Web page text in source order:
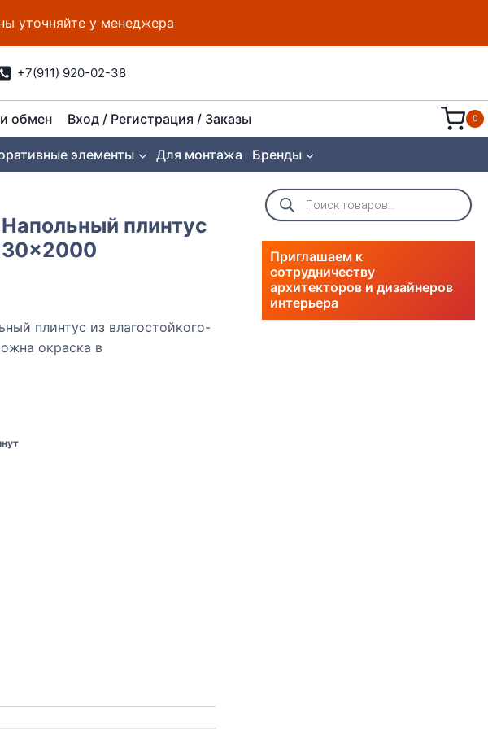
уточняйте у менеджера
+7(911) 920-02-38
обмен Вход / Регистрация / Заказы 0
элементы Для монтажа Бренды
плинтус
плинтус из влагостойкого-
окраска в
Поиск
товаров
Приглашаем к
сотрудничеству
архитекторов и дизайнеров
интерьера